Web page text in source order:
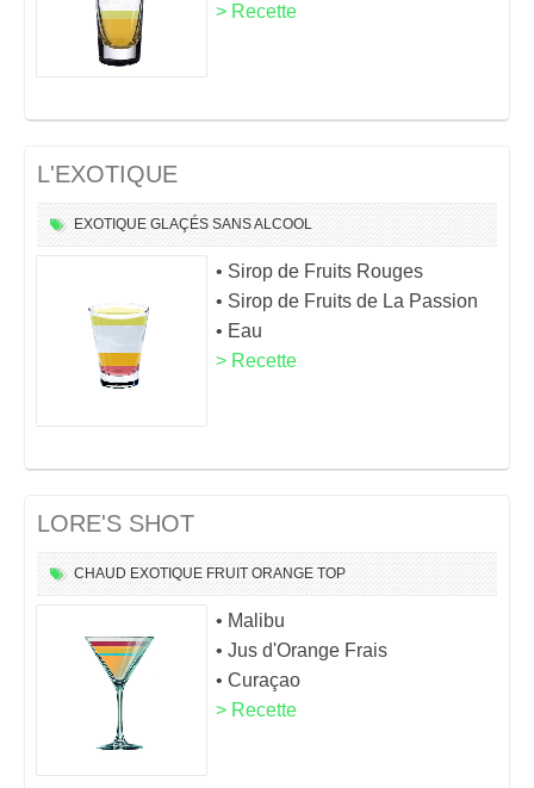
> Recette
L'EXOTIQUE
EXOTIQUE GLAÇÉS SANS ALCOOL
• Sirop de Fruits Rouges
• Sirop de Fruits de La Passion
• Eau
> Recette
LORE'S SHOT
CHAUD EXOTIQUE FRUIT ORANGE TOP
• Malibu
• Jus d'Orange Frais
• Curaçao
> Recette